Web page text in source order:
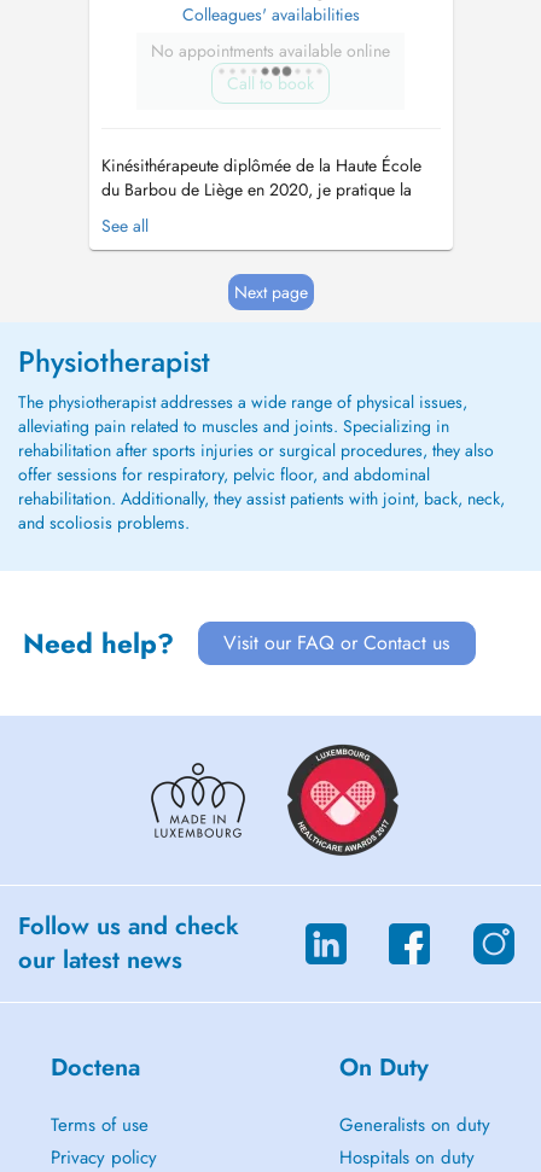
Colleagues' availabilities
No appointments available online
Call to book
Kinésithérapeute diplômée de la Haute École
du Barbou de Liège en 2020, je pratique la
kinésithérapie générale en cabinet et à
domicile. J'ai développé des compétences
Drainage lymphatique manuel (lymphœdème,
lipoedème, oedème postopératoire...
See all
Next page
Physiotherapist
The physiotherapist addresses a wide range of physical issues,
alleviating pain related to muscles and joints. Specializing in
rehabilitation after sports injuries or surgical procedures, they also
offer sessions for respiratory, pelvic floor, and abdominal
rehabilitation. Additionally, they assist patients with joint, back, neck,
and scoliosis problems.
Need help? Visit our FAQ or Contact us
Follow us and check
our latest news
Doctena
Terms of use
Privacy policy
On Duty
Generalists on duty
Hospitals on duty